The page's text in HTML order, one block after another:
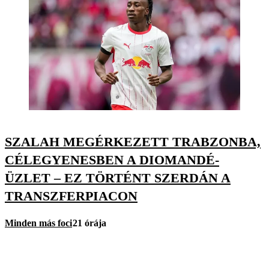
SZALAH MEGÉRKEZETT TRABZONBA,
CÉLEGYENESBEN A DIOMANDÉ-
ÜZLET – EZ TÖRTÉNT SZERDÁN A
TRANSZFERPIACON
Minden más foci21 órája